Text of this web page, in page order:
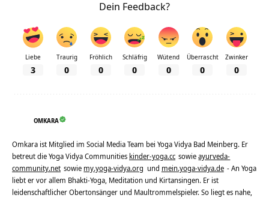
Dein Feedback?
Liebe
3
Traurig
0
Fröhlich
0
Schläfrig
0
Wütend
0
Überrascht
0
Zwinker
0
OMKARA
Omkara ist Mitglied im Social Media Team bei Yoga Vidya Bad Meinberg. Er
betreut die Yoga Vidya Communities kinder-yoga.cc sowieayurveda-
community.net sowie my.yoga-vidya.org und mein.yoga-vidya.de - An Yoga
liebt er vor allem Bhakti-Yoga, Meditation und Kirtansingen. Er ist
leidenschaftlicher Obertonsänger und Maultrommelspieler. So liegt es nahe,